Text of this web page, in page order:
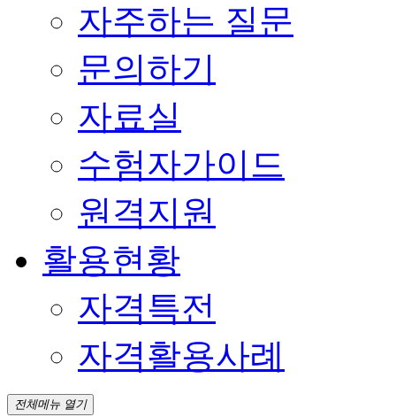
자주하는 질문
문의하기
자료실
수험자가이드
원격지원
활용현황
자격특전
자격활용사례
전체메뉴 열기